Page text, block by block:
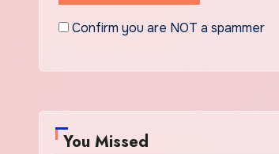
Confirm you are NOT a spammer
You Missed